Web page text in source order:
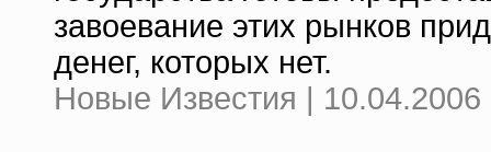
завоевание этих рынков
денег, которых нет.
Новые Известия | 10.04.2006